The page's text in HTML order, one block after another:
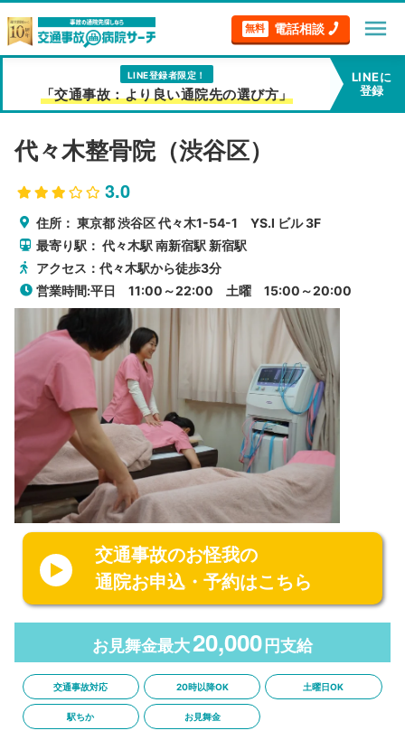
無料 電話相談 menu
LINE登録者限定！
「交通事故：より良い通院先の選び方」
LINEに
登録
代々木整骨院（渋谷区）
3.0
住所：東京都渋谷区代々木1-54-1 YS.I ビル 3F
最寄り駅：代々木駅 南新宿駅 新宿駅
アクセス：代々木駅から徒歩3分
営業時間:平日 11:00～22:00 土曜 15:00～20:00
交通事故のお怪我の
通院お申込・予約はこちら
お見舞金最大20,000 円支給
交通事故対応 20時以降OK 土曜日OK
駅ちか お見舞金